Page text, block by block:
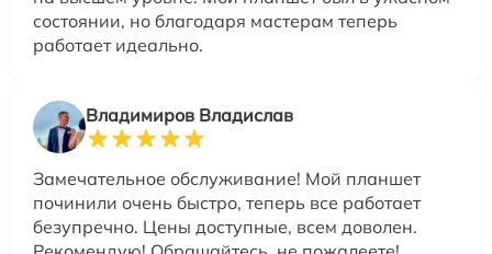
состоянии, но благодаря мастерам теперь
работает идеально.
Владимиров Владислав
Замечательное обслуживание! Мой планшет
починили очень быстро, теперь все работает
безупречно. Цены доступные, всем доволен.